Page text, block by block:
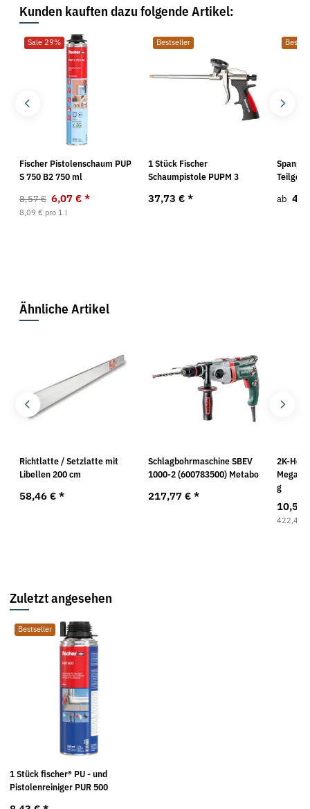
Kunden kauften dazu folgende Artikel:
Sale 29%
Fischer Pistolenschaum PUP
S 750 B2 750 ml
8,57 € 6,07 € *
8,09 € pro 1 l
Bestseller
1 Stück Fischer
Schaumpistole PUPM 3
37,73 € *
ab
Ähnliche Artikel
Richtlatte / Setzlatte mit
Libellen 200 cm
58,46 € *
Schlagbohrmaschine SBEV
1000-2 (600783500) Metabo
217,77 € *
2K-
g
10,56
422,40
Zuletzt angesehen
Bestseller
1 Stück fischer® PU - und
Pistolenreiniger PUR 500